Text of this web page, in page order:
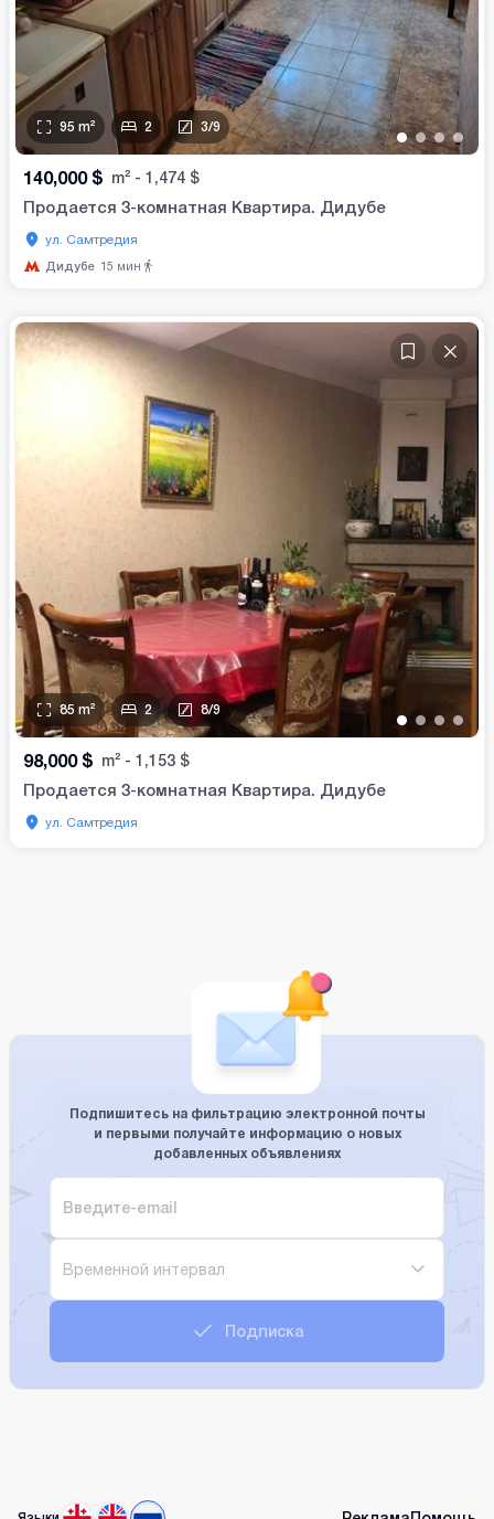
••••
95 m² 2 3/9
140,000 $ m² - 1,474 $
Продается 3-комнатная Квартира. Дидубе
ул. Самтредия
Дидубе 15 мин
• • • •
85 m² 2 8/9
98,000 $ m² - 1,153 $
Продается 3-комнатная Квартира. Дидубе
ул. Самтредия
Подпишитесь на фильтрацию электронной почты
и первыми получайте информацию о новых
добавленных объявлениях
Временной интервал
Подписка